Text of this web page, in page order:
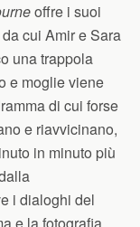
offre i suoi
cui Amir e Sara
una trappola
e moglie viene
di cui forse
e riavvicinano,
in minuto più
i dialoghi del